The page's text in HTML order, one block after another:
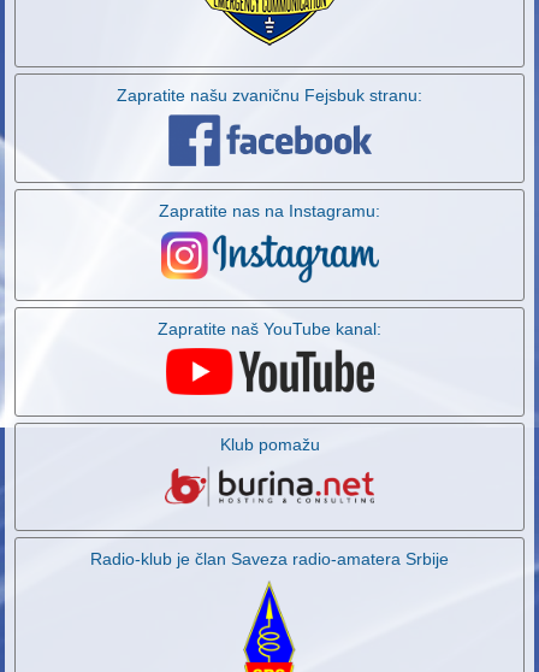
Zapratite našu zvaničnu Fejsbuk stranu:
Zapratite nas na Instagramu:
Zapratite naš YouTube kanal:
Klub pomažu
Radio-klub je član Saveza radio-amatera Srbije